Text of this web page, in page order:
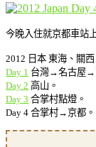
今晚入住就京都車站
2012 日本 東海、關
Day 1 台灣→名古屋→
Day 2 高山。
Day 3 合掌村點燈。
Day 4 合掌村→京都。